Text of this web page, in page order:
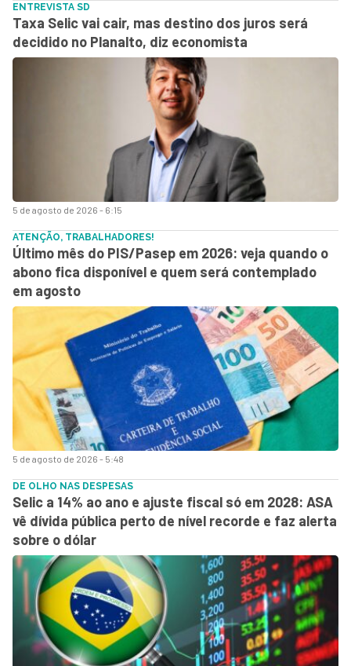
5 de agosto de 2026 - 6:15
ENTREVISTA SD
Taxa Selic vai cair, mas destino dos juros será
decidido no Planalto, diz economista
5 de agosto de 2026 - 5:48
ATENÇÃO, TRABALHADORES!
Último mês do PIS/Pasep em 2026: veja quando o
abono fica disponível e quem será contemplado
em agosto
DE OLHO NAS DESPESAS
Selic a 14% ao ano e ajuste fiscal só em 2028: ASA
vê dívida pública perto de nível recorde e faz alerta
sobre o dólar